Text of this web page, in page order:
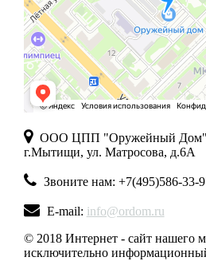
ООО ЦПП "Оружейный
г.Мытищи, ул. Матросова, д.6А
Звоните нам: +7(495)586-33-
E-mail: info@ordom.ru
© 2018 Интернет - сайт нашего
исключительно